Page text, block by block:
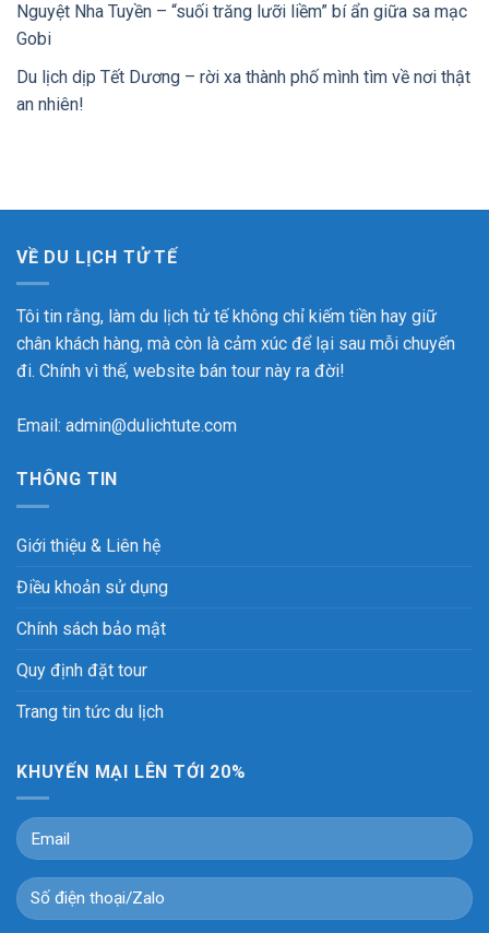
Nguyệt Nha Tuyền – “suối trăng lưỡi liềm” bí ẩn giữa sa mạc
Gobi
Du lịch dịp Tết Dương – rời xa thành phố mình tìm về nơi thật
an nhiên!
VỀ DU LỊCH TỬ TẾ
Tôi tin rằng, làm du lịch tử tế không chỉ kiếm tiền hay giữ
chân khách hàng, mà còn là cảm xúc để lại sau mỗi chuyến
đi. Chính vì thế, website bán tour này ra đời!
Email: admin@dulichtute.com
THÔNG TIN
Giới thiệu & Liên hệ
Điều khoản sử dụng
Chính sách bảo mật
Quy định đặt tour
Trang tin tức du lịch
KHUYẾN MẠI LÊN TỚI 20%